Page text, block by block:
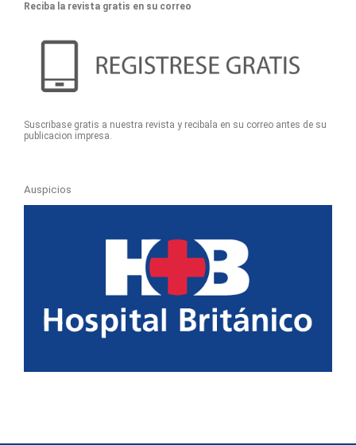
Reciba la revista gratis en su correo
Suscribase gratis a nuestra revista y recibala en su correo antes de su
publicacion impresa.
Auspicios